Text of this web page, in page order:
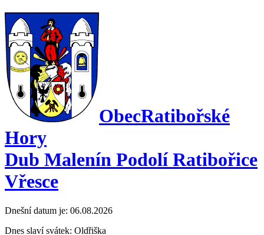
ObecRatibořské
Hory
Dub Malenín Podolí Ratibořice
Vřesce
Dnešní datum je: 06.08.2026
Dnes slaví svátek: Oldřiška